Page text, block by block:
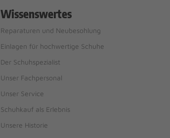
Wissenswertes
Reparaturen und Neubesohlung
Einlagen für hochwertige Schuhe
Der Schuhspezialist
Unser Fachpersonal
Unser Service
Schuhkauf als Erlebnis
Unsere Historie